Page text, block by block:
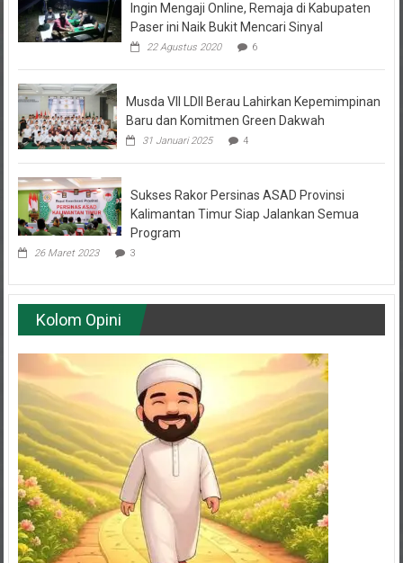
Paser ini Naik Bukit Mencari Sinyal
22 Agustus 2020 6
Baru dan Komitmen Green Dakwah
31 Januari 2025 4
Kalimantan Timur Siap Jalankan Semua
Program
26 Maret 2023 3
Kolom Opini
Opini